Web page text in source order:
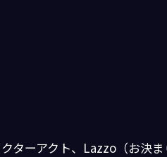
ターアクト、Lazzo（お決